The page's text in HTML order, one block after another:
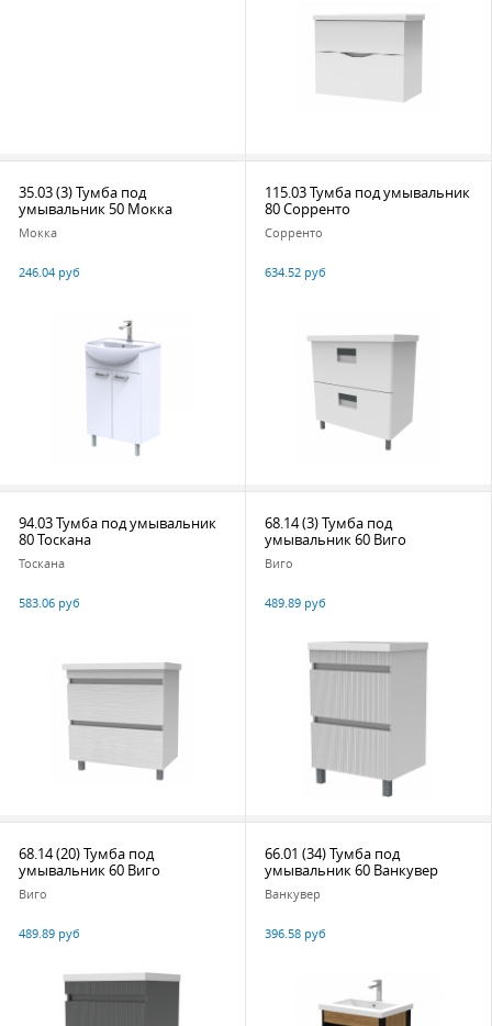
35.03 (3) Тумба под
умывальник 50 Мокка
Мокка
246.04 руб
115.03 Тумба под умывальник
80 Сорренто
Сорренто
634.52 руб
94.03 Тумба под умывальник
80 Тоскана
Тоскана
583.06 руб
68.14 (3) Тумба под
умывальник 60 Виго
Виго
489.89 руб
68.14 (20) Тумба под
умывальник 60 Виго
Виго
489.89 руб
66.01 (34) Тумба под
умывальник 60 Ванкувер
Ванкувер
396.58 руб